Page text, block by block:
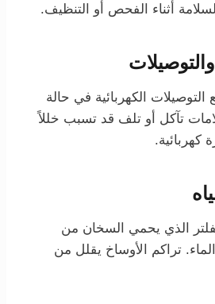
أثناء الفحص أو التنظيف.
التوصيلات الكهربائية في حالة
تآكل أو تلف قد تسبب خللاً
كهربائية.
الذي يحمي السخان من
تراكم الأوساخ يقلل من